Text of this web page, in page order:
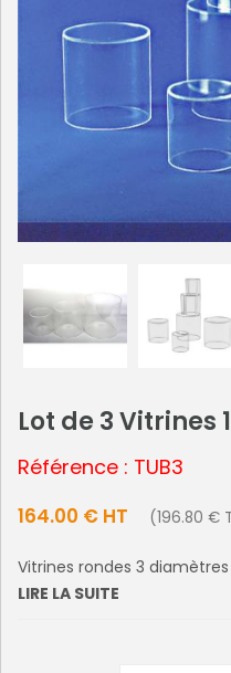
Lot de 3 Vitrines
Référence : TUB3
164.00 € HT (196.80 €
Vitrines rondes 3
LIRE LA SUITE